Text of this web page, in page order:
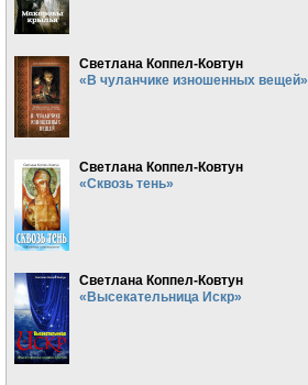
Светлана Коппел-Ковтун
«В чуланчике изношенных вещей»
Светлана Коппел-Ковтун
«Сквозь тень»
Светлана Коппел-Ковтун
«Высекательница Искр»